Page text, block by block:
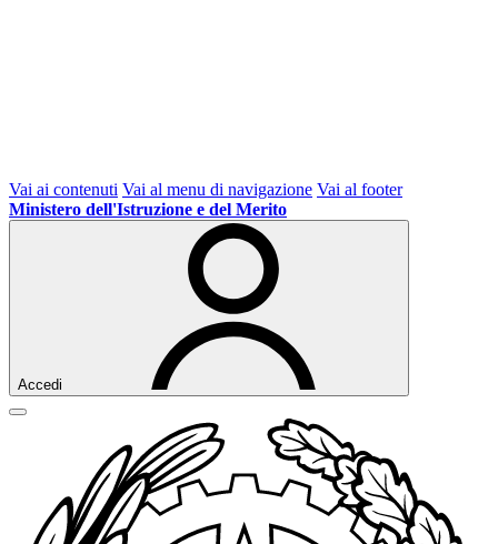
Vai ai contenuti Vai al menu di navigazione Vai al footer
Ministero dell'Istruzione e del Merito
Accedi